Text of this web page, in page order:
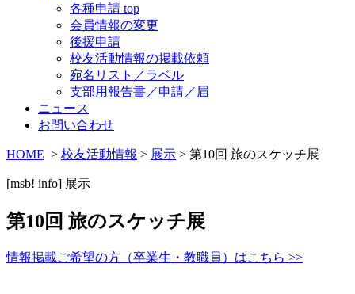
各種申請 top
会員情報の変更
後援申請
校友活動情報の掲載依頼
宛名リスト／ラベル
支部用報告書／申請／届
ニュース
お問い合わせ
HOME > 校友活動情報 > 展示 > 第10回 旅のスケッチ展
[msb! info] 展示
第10回 旅のスケッチ展
情報掲載ご希望の方（卒業生・教職員）はこちら >>